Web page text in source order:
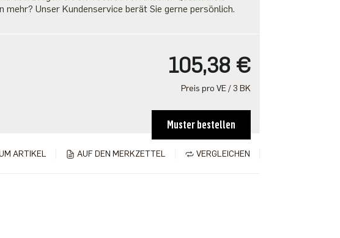
Unser Kundenservice berät Sie gerne persönlich.
105,38 €
Preis pro VE / 3 BK
Muster bestellen
VERGLEICHEN
AUF DEN MERKZETTEL
ARTIKEL